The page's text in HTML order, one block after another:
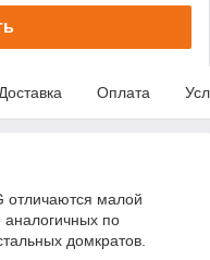
Доставка Оплата
малой
аналогичных по
домкратов.